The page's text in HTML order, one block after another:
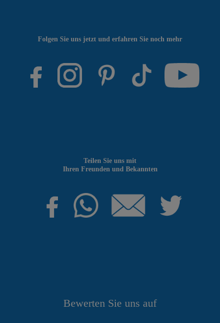
Bewerten Sie uns auf
Teilen Sie uns mit
Ihren Freunden und Bekannten
Folgen Sie uns jetzt und erfahren Sie noch mehr